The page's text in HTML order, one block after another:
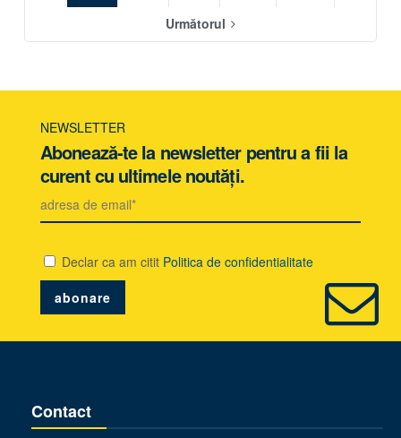
Următorul
NEWSLETTER
Abonează-te la newsletter pentru a fii la
curent cu ultimele noutăți.
Declar ca am citit Politica de confidentialitate
Contact